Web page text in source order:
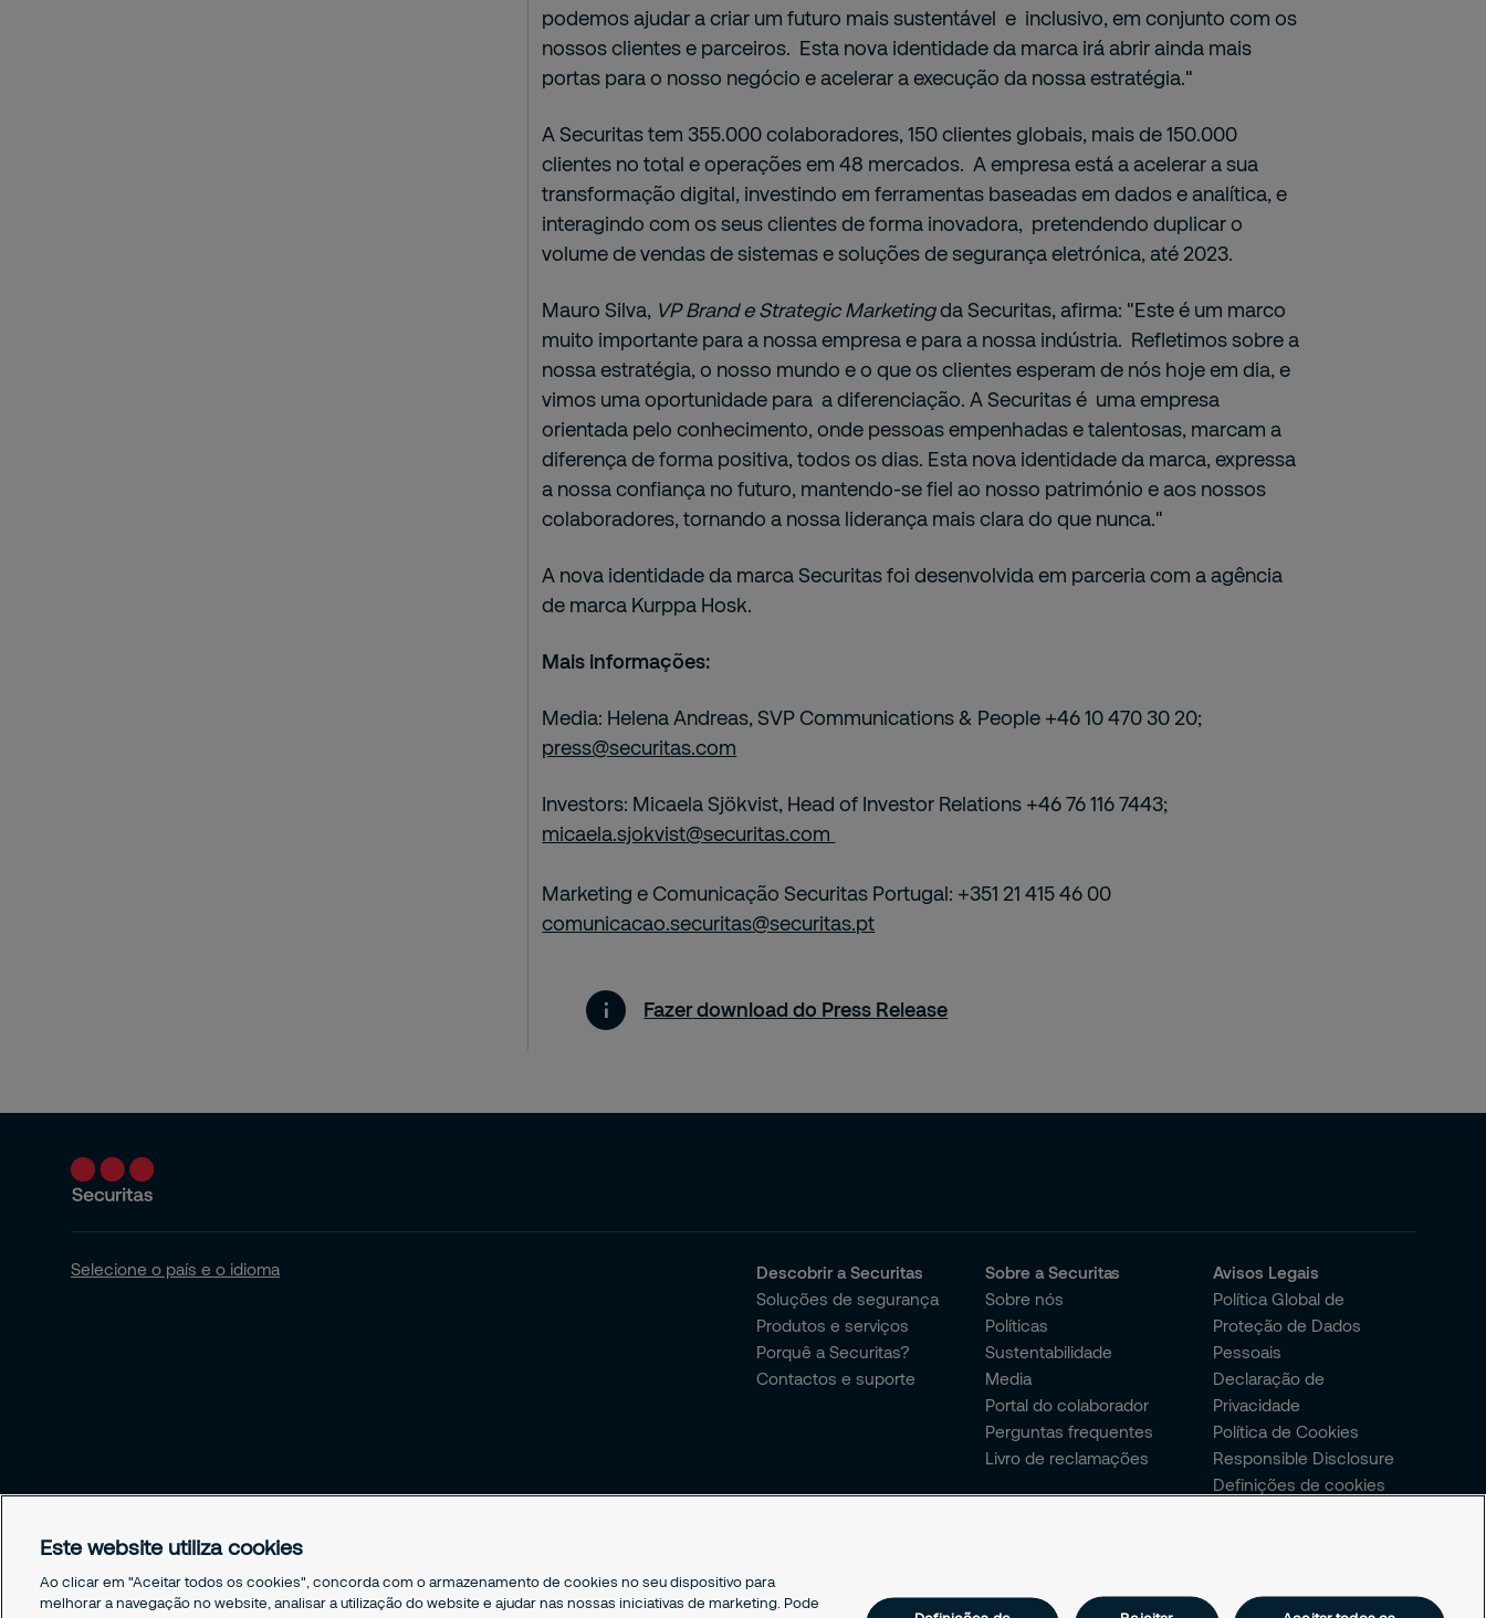
podemos ajudar a criar um futuro mais sustentável e inclusivo, em conjunto com os
nossos clientes e parceiros. Esta nova identidade da marca irá abrir ainda mais
portas para o nosso negócio e acelerar a execução da nossa estratégia."
A Securitas tem 355.000 colaboradores, 150 clientes globais, mais de 150.000
clientes no total e operações em 48 mercados. A empresa está a acelerar a sua
transformação digital, investindo em ferramentas baseadas em dados e analítica, e
interagindo com os seus clientes de forma inovadora, pretendendo duplicar o
volume de vendas de sistemas e soluções de segurança eletrónica, até 2023.
Mauro Silva, VP Brand e Strategic Marketingda Securitas, afirma: "Este é um marco
muito importante para a nossa empresa e para a nossa indústria. Refletimos sobre a
nossa estratégia, o nosso mundo e o que os clientes esperam de nós hoje em dia, e
vimos uma oportunidade para a diferenciação. A Securitas é uma empresa
orientada pelo conhecimento, onde pessoas empenhadas e talentosas, marcam a
diferença de forma positiva, todos os dias. Esta nova identidade da marca, expressa
a nossa confiança no futuro, mantendo-se fiel ao nosso património e aos nossos
colaboradores, tornando a nossa liderança mais clara do que nunca."
A nova identidade da marca Securitas foi desenvolvida em parceria com a agência
de marca Kurppa Hosk.
Mais informações:
Media: Helena Andreas, SVP Communications & People +46 10 470 30 20;
press@securitas.com
Investors: Micaela Sjökvist, Head of Investor Relations +46 76 116 7443;
micaela.sjokvist@securitas.com
Marketing e Comunicação Securitas Portugal: +351 21 415 46 00
comunicacao.securitas@securitas.pt
Fazerdownload do Press Release
Selecione o país e o idioma
Descobrir a Securitas
Soluções de segurança
Produtos e serviços
Porquê a Securitas?
Contactos e suporte
Sobre a Securitas
Sobre nós
Políticas
Sustentabilidade
Media
Portal do colaborador
Perguntas frequentes
Livro de reclamações
Avisos Legais
Política Global de
Proteção de Dados
Pessoais
Declaração de
Privacidade
Política de Cookies
Responsible Disclosure
Definições de cookies
Este website utiliza cookies
Ao clicar em "Aceitar todos os cookies", concorda com o armazenamento de cookies no seu dispositivo para
melhorar a navegação no website, analisar a utilização do website e ajudar nas nossas iniciativas de marketing. Pode